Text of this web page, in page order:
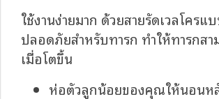
ใช้งานง่ายมาก ด้วยสายรัดเวลโคร
ปลอดภัยสำหรับทารก ทำให้ทารกสา
เมื่อโตขึ้น
ห่อตัวลูกน้อยของคุณให้นอนห